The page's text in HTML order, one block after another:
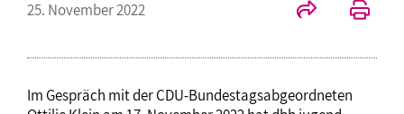
25. November 2022
Im Gespräch mit der CDU-Bundestagsabgeordneten